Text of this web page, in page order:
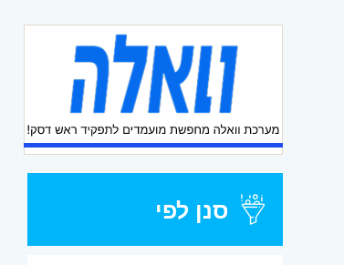
סנן לפי